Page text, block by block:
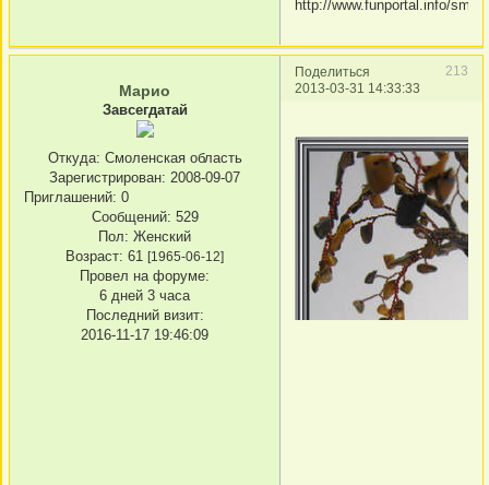
Поделиться
213
2013-03-31 14:33:33
Марио
Завсегдатай
Откуда: Смоленская область
Зарегистрирован: 2008-09-07
Приглашений: 0
Сообщений: 529
Пол: Женский
Возраст: 61 [1965-06-12]
Провел на форуме:
6 дней 3 часа
Последний визит:
2016-11-17 19:46:09